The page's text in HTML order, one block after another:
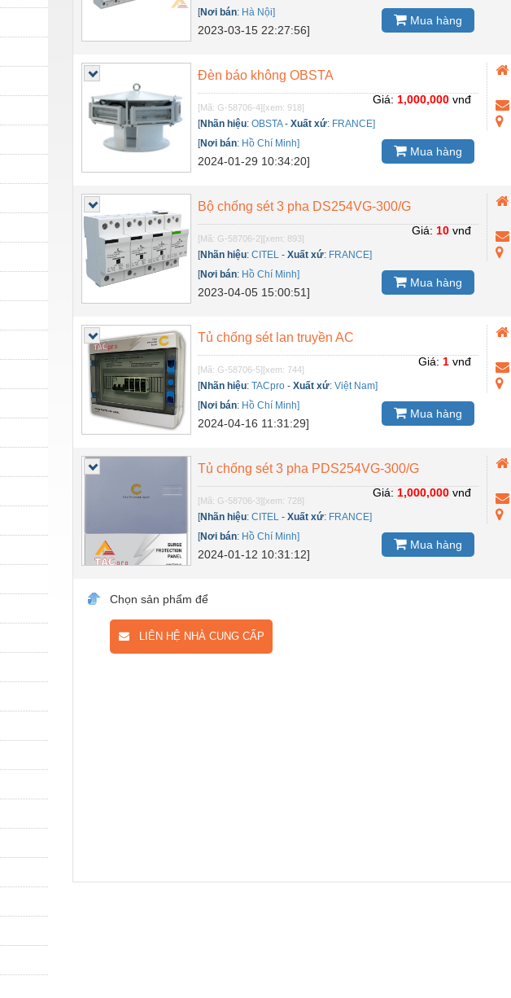
[Nơi bán: Hà Nội]
2023-03-15 22:27:56]
Mua hàng
Đèn báo không OBSTA
[Mã: G-58706-4][xem: 918]
[Nhãn hiệu:OBSTA-Xuất xứ: FRANCE]
[Nơi bán: Hồ Chí Minh]
2024-01-29 10:34:20]
Giá: 1,000,000vnđ
Mua hàng
Bộ chống sét 3 pha DS254VG-300/G
[Mã: G-58706-2][xem: 893]
[Nhãn hiệu:CITEL -Xuất xứ: FRANCE]
[Nơi bán: Hồ Chí Minh]
2023-04-05 15:00:51]
Giá: 10vnđ
Mua hàng
Tủ chống sét lan truyền AC
[Mã: G-58706-5][xem: 744]
[Nhãn hiệu:TACpro -Xuất xứ:Việt Nam]
[Nơi bán: Hồ Chí Minh]
2024-04-16 11:31:29]
Giá: 1vnđ
Mua hàng
Tủ chống sét 3 pha PDS254VG-300/G
[Mã: G-58706-3][xem: 728]
[Nhãn hiệu:CITEL -Xuất xứ: FRANCE]
[Nơi bán: Hồ Chí Minh]
2024-01-12 10:31:12]
Giá: 1,000,000vnđ
Mua hàng
Chọn sản phẩm để
LIÊN HỆ NHÀ CUNG CẤP